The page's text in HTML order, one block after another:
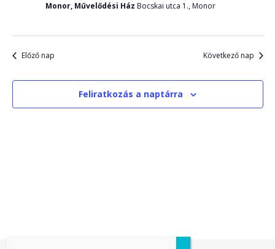
Monor, Művelődési Ház Bocskai utca 1., Monor
Előző nap Következő nap
Feliratkozás a naptárra